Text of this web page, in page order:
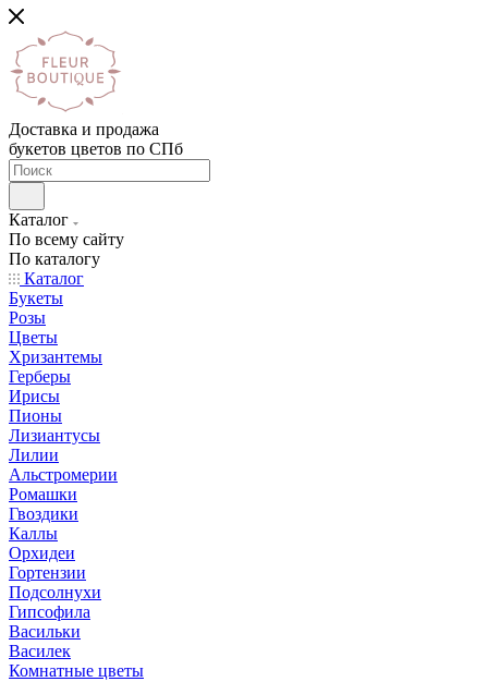
Доставка и продажа
букетов цветов по СПб
Каталог
По всему сайту
По каталогу
Каталог
Букеты
Розы
Цветы
Хризантемы
Герберы
Ирисы
Пионы
Лизиантусы
Лилии
Альстромерии
Ромашки
Гвоздики
Каллы
Орхидеи
Гортензии
Подсолнухи
Гипсофила
Васильки
Василек
Комнатные цветы